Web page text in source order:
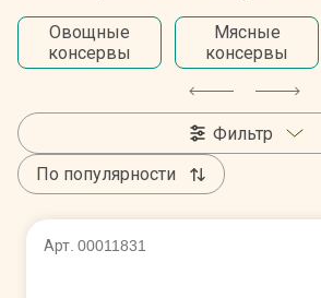
Овощные
консервы
Мясные
консервы
Фильтр
По популярности
Арт. 00011831